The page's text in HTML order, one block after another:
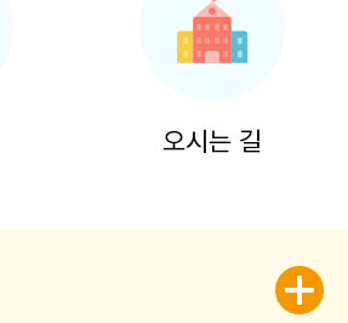
오시는 길